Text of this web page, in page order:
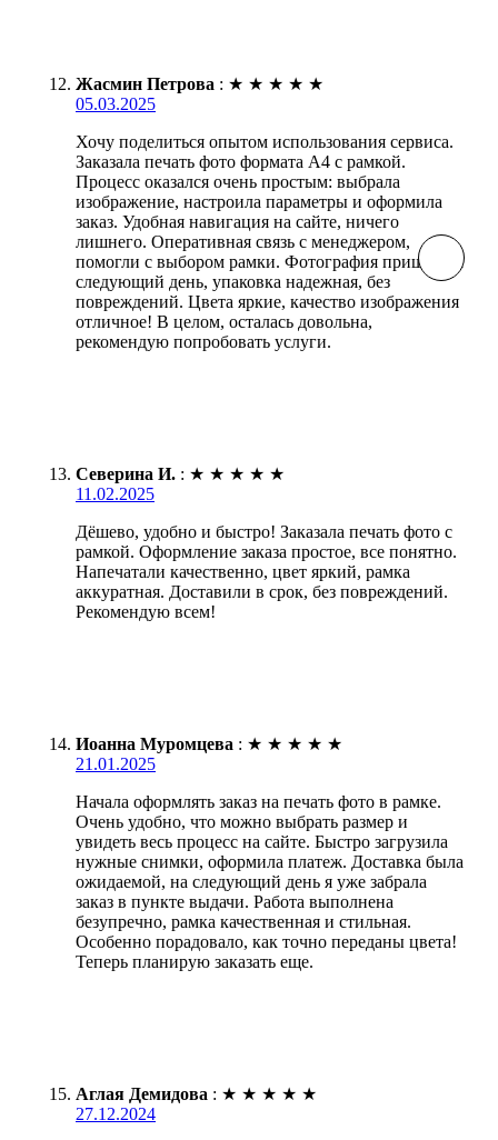
Жасмин Петрова : ★ ★ ★ ★ ★
05.03.2025
Хочу поделиться опытом использования сервиса.
Заказала печать фото формата А4 с рамкой.
Процесс оказался очень простым: выбрала
изображение, настроила параметры и оформила
заказ. Удобная навигация на сайте, ничего
лишнего. Оперативная связь с менеджером,
помогли с выбором рамки. Фотография пришла на
следующий день, упаковка надежная, без
повреждений. Цвета яркие, качество изображения
отличное! В целом, осталась довольна,
рекомендую попробовать услуги.
Северина И. : ★ ★ ★ ★ ★
11.02.2025
Дёшево, удобно и быстро! Заказала печать фото с
рамкой. Оформление заказа простое, все понятно.
Напечатали качественно, цвет яркий, рамка
аккуратная. Доставили в срок, без повреждений.
Рекомендую всем!
Иоанна Муромцева : ★ ★ ★ ★ ★
21.01.2025
Начала оформлять заказ на печать фото в рамке.
Очень удобно, что можно выбрать размер и
увидеть весь процесс на сайте. Быстро загрузила
нужные снимки, оформила платеж. Доставка была
ожидаемой, на следующий день я уже забрала
заказ в пункте выдачи. Работа выполнена
безупречно, рамка качественная и стильная.
Особенно порадовало, как точно переданы цвета!
Теперь планирую заказать еще.
Аглая Демидова : ★ ★ ★ ★ ★
27.12.2024